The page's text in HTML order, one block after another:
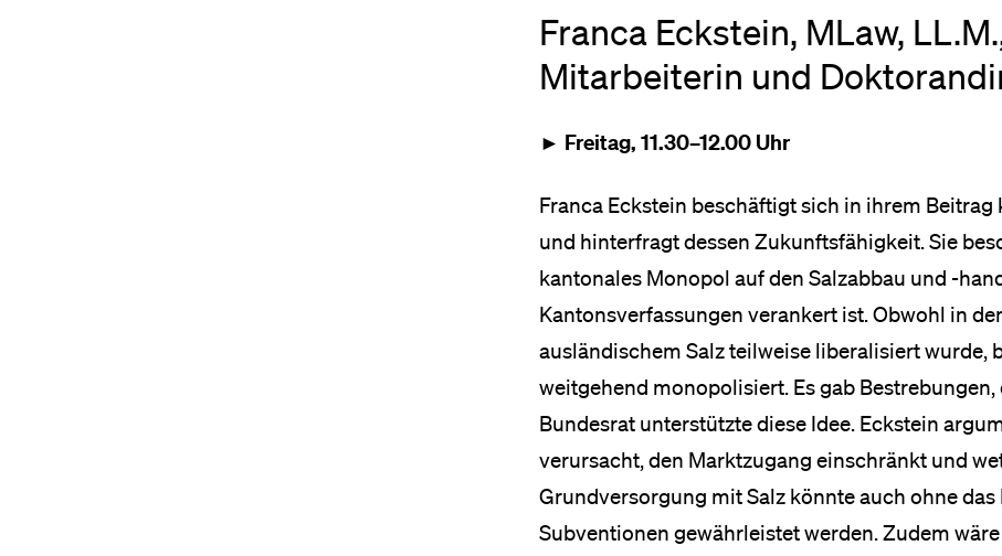
Franca Eckstein, MLaw,
Mitarbeiterin und
► Freitag, 11.30–12.00 Uhr
Franca Eckstein beschäftigt sich in ihrem
und hinterfragt dessen Zukunftsfähigkeit. Sie
kantonales Monopol auf den Salzabbau und -
Kantonsverfassungen verankert ist. Obwohl in
ausländischem Salz teilweise liberalisiert wurde,
weitgehend monopolisiert. Es gab
Bundesrat unterstützte diese Idee. Eckstein
verursacht, den Marktzugang einschränkt und
Grundversorgung mit Salz könnte auch ohne
Subventionen gewährleistet werden. Zudem
Alumni
Stellensuchende
Förderer
Medien